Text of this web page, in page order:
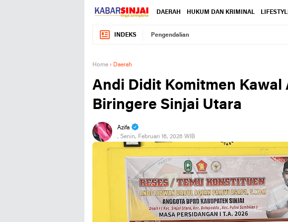
DAERAH HUKUM DAN KRIMINAL
INDEKS Pengendalian
Home › Daerah
Andi Didit Komitmen Kawal
Biringere Sinjai Utara
Azifa
, Senin, Februari 16, 2026 WIB